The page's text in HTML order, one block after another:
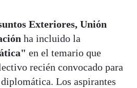
Exteriores, Unión
ha incluido la
en el temario que
recién convocado para
Los aspirantes